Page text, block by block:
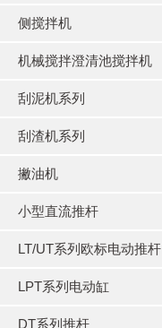
侧搅拌机
机械搅拌澄清池搅拌机
刮泥机系列
刮渣机系列
撇油机
小型直流推杆
LT/UT系列欧标电动推杆
LPT系列电动缸
DT系列推杆